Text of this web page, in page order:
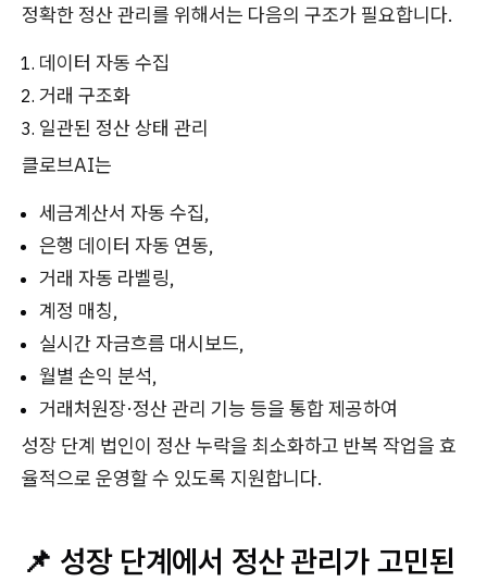
정확한 정산 관리를 위해서는 다음의 구조가 필요합니다.
데이터 자동 수집
거래 구조화
일관된 정산 상태 관리
클로브AI는
세금계산서 자동 수집,
은행 데이터 자동 연동,
거래 자동 라벨링,
계정 매칭,
실시간 자금흐름 대시보드,
월별 손익 분석,
거래처원장·정산 관리 기능 등을 통합 제공하여
성장 단계 법인이 정산 누락을 최소화하고 반복 작업을 효
율적으로 운영할 수 있도록 지원합니다.
📌 성장 단계에서 정산 관리가 고민된